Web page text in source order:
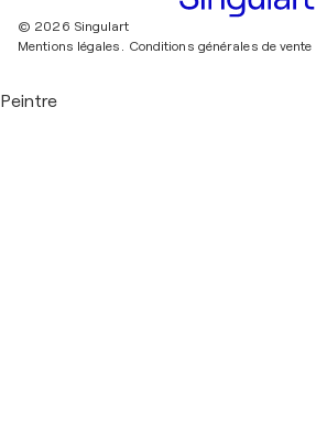
© 2026 Singulart
Mentions légales.
Conditions générales de vente
Peintre